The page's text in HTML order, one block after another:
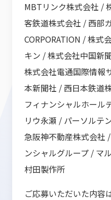
MBTリンク株式会社 /
客鉄道株式会社 / 西部
CORPORATION / 株式
キン / 株式会社中国新
株式会社電通国際情報
本新聞社 / 西日本鉄道
フィナンシャルホール
リウ永瀬 / パーソルテ
急阪神不動産株式会社
ンシャルグループ / マ
村田製作所
ご応募いただいた内容